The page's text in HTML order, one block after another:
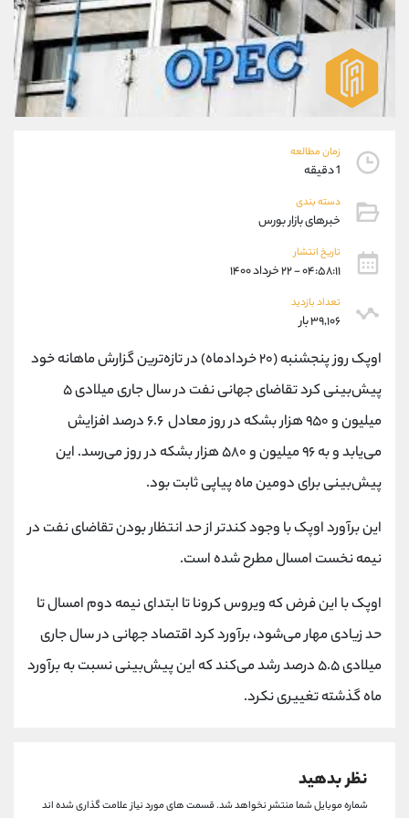
زمان مطالعه
1 دقیقه
دسته بندی
خبرهای بازار بورس
تاریخ انتشار
۰۴:۵۸:۱۱ - ۲۲ خرداد ۱۴۰۰
تعداد بازدید
۳۹,۱۰۶ بار
اوپک روز پنجشنبه (۲۰ خردادماه) در تازه‌ترین گزارش ماهانه خود
پیش‌بینی کرد تقاضای جهانی نفت در سال جاری میلادی ۵
میلیون و ۹۵۰ هزار بشکه در روز معادل ۶.۶ درصد افزایش
می‌یابد و به ۹۶ میلیون و ۵۸۰ هزار بشکه در روز می‌رسد. این
پیش‌بینی برای دومین ماه پیاپی ثابت بود.
این برآورد اوپک با وجود کندتر از حد انتظار بودن تقاضای نفت در
نیمه نخست امسال مطرح شده است.
اوپک با این فرض که ویروس کرونا تا ابتدای نیمه دوم امسال تا
حد زیادی مهار می‌شود، برآورد کرد اقتصاد جهانی در سال جاری
میلادی ۵.۵ درصد رشد می‌کند که این پیش‌بینی نسبت به برآورد
ماه گذشته تغییری نکرد.
نظر بدهید
شماره موبایل شما منتشر نخواهد شد.قسمت های مورد نیاز علامت گذاری شده اند
09101364784
واتساپ شروع گفتگو
تلگرام @Armteam_admin_104
داخلی 104
موبایل
واتساپ
داخلی
اطلاعات تماس (دفتر فروش)
تلفن
90001030
اینستاگرام @alireza.mehrabii
کانال تلگرام @alirezamehrabi_com
کانال بله @alirezamehrabi_official